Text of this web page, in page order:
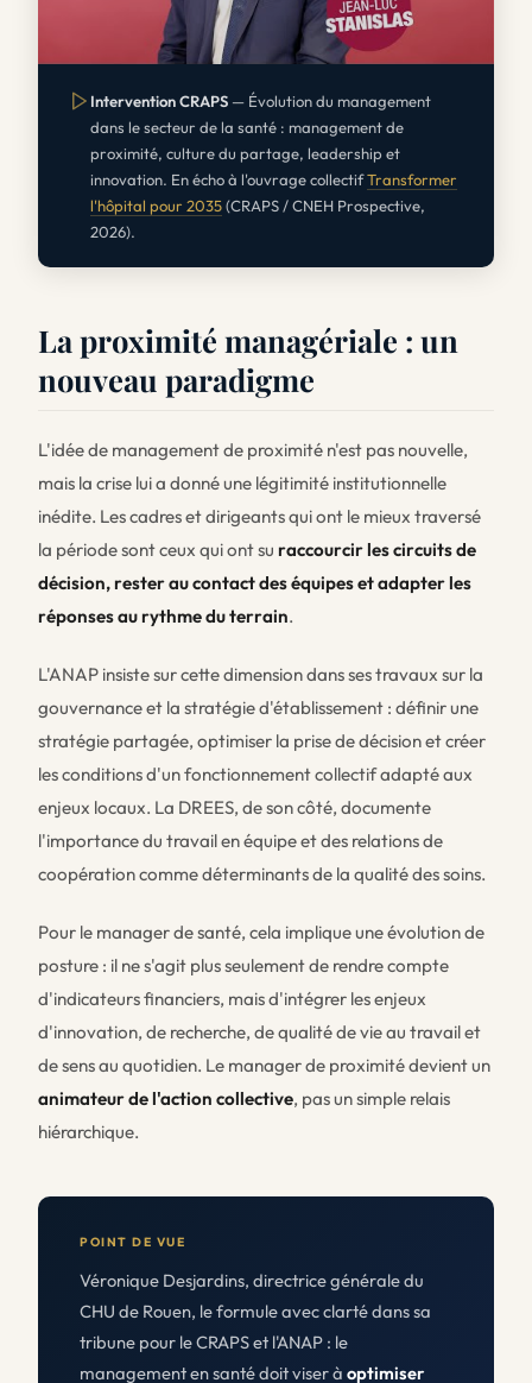
Intervention CRAPS— Évolution du management
dans le secteur de la santé : management de
proximité, culture du partage, leadership et
innovation. En écho à l'ouvrage collectifTransformer
l'hôpital pour 2035(CRAPS / CNEH Prospective,
2026).
La proximité managériale : un
nouveau paradigme
L'idée de management de proximité n'est pas nouvelle,
mais la crise lui a donné une légitimité institutionnelle
inédite. Les cadres et dirigeants qui ont le mieux traversé
la période sont ceux qui ont su raccourcir les circuits de
décision, rester au contact des équipes et adapter les
réponses au rythme du terrain.
L'ANAP insiste sur cette dimension dans ses travaux sur la
gouvernance et la stratégie d'établissement : définir une
stratégie partagée, optimiser la prise de décision et créer
les conditions d'un fonctionnement collectif adapté aux
enjeux locaux. La DREES, de son côté, documente
l'importance du travail en équipe et des relations de
coopération comme déterminants de la qualité des soins.
Pour le manager de santé, cela implique une évolution de
posture : il ne s'agit plus seulement de rendre compte
d'indicateurs financiers, mais d'intégrer les enjeux
d'innovation, de recherche, de qualité de vie au travail et
de sens au quotidien. Le manager de proximité devient un
animateur de l'action collective, pas un simple relais
hiérarchique.
POINT DE VUE
Véronique Desjardins, directrice générale du
CHU de Rouen, le formule avec clarté dans sa
tribune pour le CRAPS et l'ANAP : le
management en santé doit viser àoptimiser